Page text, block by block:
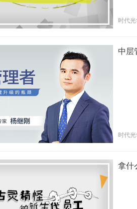
时代
中层
时代
拿什